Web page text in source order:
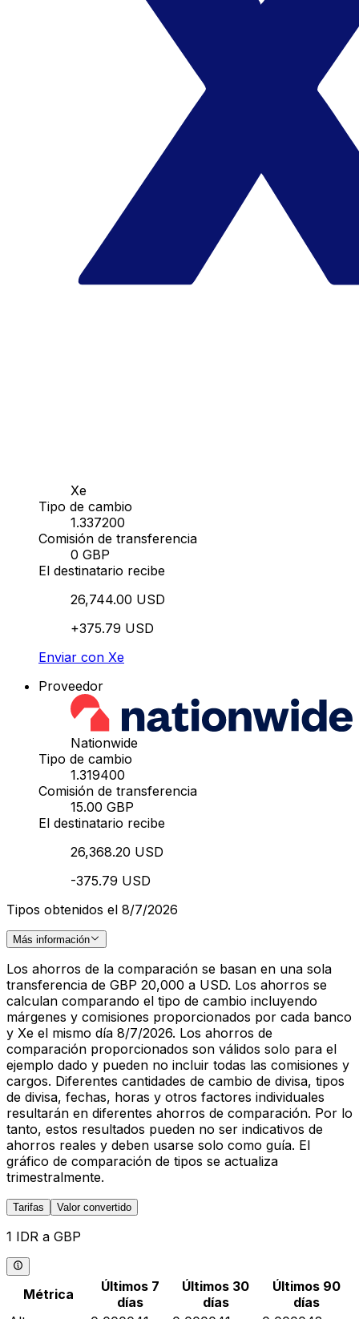
Xe
Tipo de cambio
1.337200
Comisión de transferencia
0 GBP
El destinatario recibe
26,744.00 USD
+375.79 USD
Enviar con Xe
Proveedor
Nationwide
Tipo de cambio
1.319400
Comisión de transferencia
15.00 GBP
El destinatario recibe
26,368.20 USD
-375.79 USD
Tipos obtenidos el 8/7/2026
Más información
Los ahorros de la comparación se basan en una sola
transferencia de GBP 20,000 a USD. Los ahorros se
calculan comparando el tipo de cambio incluyendo
márgenes y comisiones proporcionados por cada banco
y Xe el mismo día 8/7/2026. Los ahorros de
comparación proporcionados son válidos solo para el
ejemplo dado y pueden no incluir todas las comisiones y
cargos. Diferentes cantidades de cambio de divisa, tipos
de divisa, fechas, horas y otros factores individuales
resultarán en diferentes ahorros de comparación. Por lo
tanto, estos resultados pueden no ser indicativos de
ahorros reales y deben usarse solo como guía. El
gráfico de comparación de tipos se actualiza
trimestralmente.
Tarifas Valor convertido
1 IDR a GBP
Métrica
Últimos 7
días
Últimos 30
días
Últimos 90
días